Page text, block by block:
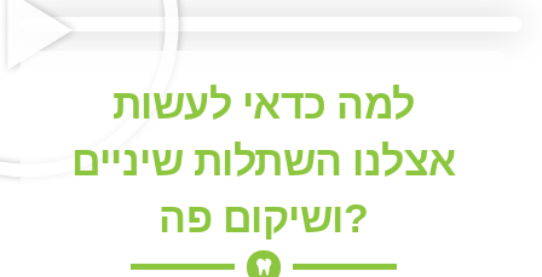
למה כדאי לעשות
אצלנו השתלות שיניים
ושיקום פה?